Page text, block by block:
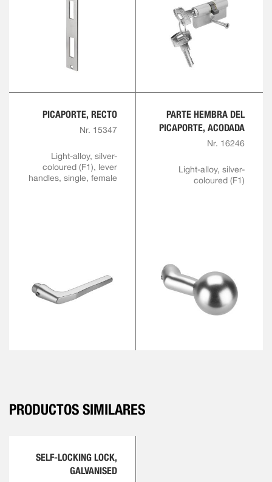
PICAPORTE, RECTO
Nr. 15347
Light-alloy, silver-
coloured (F1), lever
handles, single, female
PARTE HEMBRA DEL
PICAPORTE, ACODADA
Nr. 16246
Light-alloy, silver-
coloured (F1)
PRODUCTOS SIMILARES
SELF-LOCKING LOCK,
GALVANISED